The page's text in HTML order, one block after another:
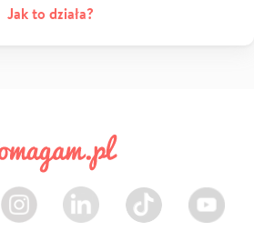
Jak to działa?
Instagram LinkedIn TikTok Youtube